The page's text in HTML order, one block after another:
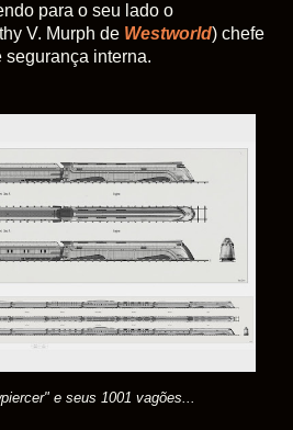
para o seu lado o
V. Murph de Westworld) chefe
segurança interna.
e seus 1001 vagões...